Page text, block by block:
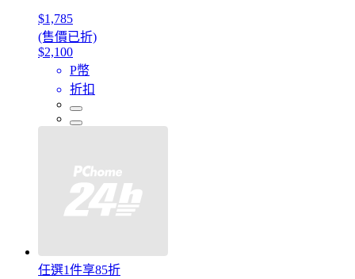
$1,785
(售價已折)
$2,100
P幣
折扣
任選1件享85折